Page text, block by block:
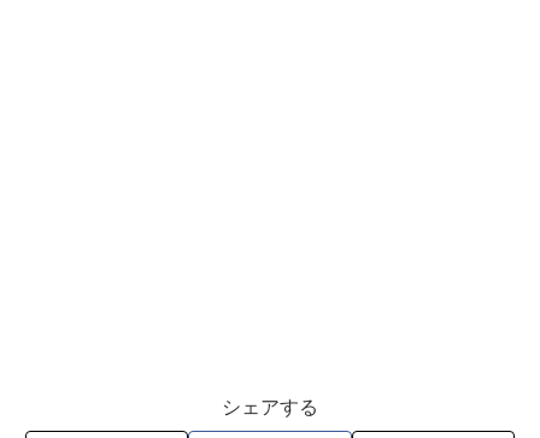
シェアする